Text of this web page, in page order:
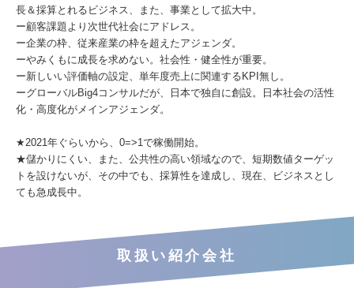
長＆採算とれるビジネス、また、事業として拡大中。
ー顧客課題より次世代社会にアドレス。
ー企業の枠、従来産業の枠を超えたアジェンダ。
ーやみくもに成長を求めない。社会性・健全性が重要。
ー新しいい評価軸の設定、単年度売上に関連するKPI無し。
ーグローバルBig4コンサルだが、日本で独自に創設。日本社会の活性
化・高度化がメインアジェンダ。
★2021年ぐらいから、0=>1で稼働開始。
★儲かりにくい、また、公共性の高い領域なので、短期数値ターゲッ
トを設けないが、その中でも、採算性を達成し、現在、ビジネスとし
ても急成長中。
取扱い紹介会社